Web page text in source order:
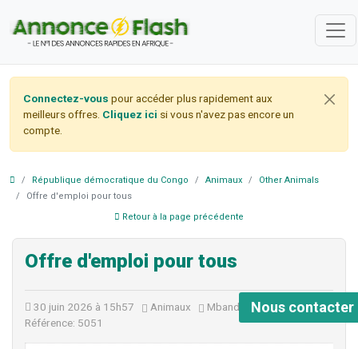
Connectez-vous pour accéder plus rapidement aux
meilleurs offres. Cliquez ici si vous n'avez pas encore un
compte.
République démocratique du Congo Animaux
Other Animals
Offre d'emploi pour tous
Retour à la page précédente
Offre d'emploi pour tous
30 juin 2026 à 15h57 Animaux Mbandaka
22 vues
Référence: 5051
Nous contacter